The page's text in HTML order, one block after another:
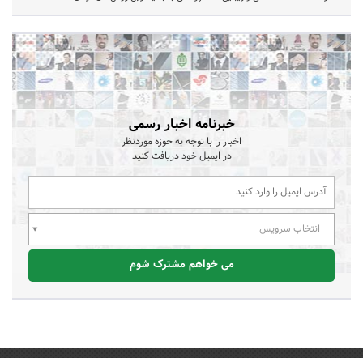
خبرنامه اخبار رسمی
اخبار را با توجه به حوزه موردنظر
در ایمیل خود دریافت کنید
انتخاب سرویس
می خواهم مشترک شوم